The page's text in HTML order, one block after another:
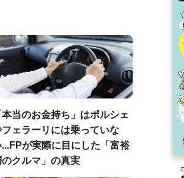
本当のお金持ち」はポルシェ
フェラーリには乗っていな
...FPが実際に目にした「富裕
のクルマ」の真実